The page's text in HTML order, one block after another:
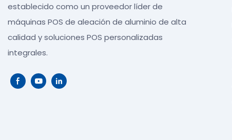
establecido como un proveedor líder de
máquinas POS de aleación de aluminio de alta
calidad y soluciones POS personalizadas
integrales.